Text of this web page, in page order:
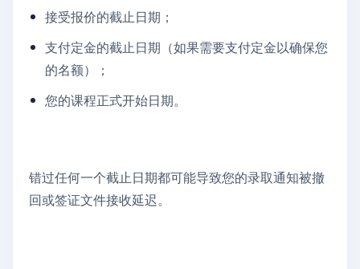
接受报价的截止日期；
支付定金的截止日期（如果需要支付定金以确保您
的名额）；
您的课程正式开始日期。
错过任何一个截止日期都可能导致您的录取通知被撤
回或签证文件接收延迟。